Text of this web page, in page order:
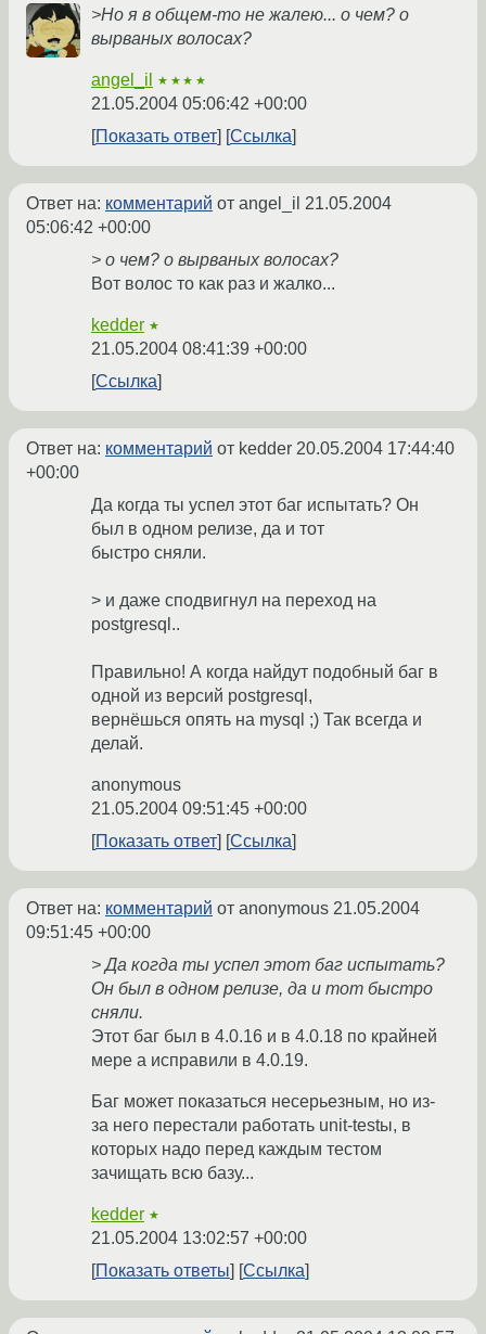
>Но я в общем-то не жалею... о чем? о
вырваных волосах?
angel_il ★★★★
21.05.2004 05:06:42 +00:00
Показать ответ
Ссылка
Ответ на: комментарий от angel_il 21.05.2004
05:06:42 +00:00
> о чем? о вырваных волосах?
Вот волос то как раз и жалко...
kedder ★
21.05.2004 08:41:39 +00:00
Ссылка
Ответ на: комментарий от kedder 20.05.2004 17:44:40
+00:00
Да когда ты успел этот баг испытать? Он
был в одном релизе, да и тот
быстро сняли.
> и даже сподвигнул на переход на
postgresql..
Правильно! А когда найдут подобный баг в
одной из версий postgresql,
вернёшься опять на mysql ;) Так всегда и
делай.
anonymous
21.05.2004 09:51:45 +00:00
Показать ответ
Ссылка
Ответ на: комментарий от anonymous 21.05.2004
09:51:45 +00:00
> Да когда ты успел этот баг испытать?
Он был в одном релизе, да и тот быстро
сняли.
Этот баг был в 4.0.16 и в 4.0.18 по крайней
мере а исправили в 4.0.19.
Баг может показаться несерьезным, но из-
за него перестали работать unit-testы, в
которых надо перед каждым тестом
зачищать всю базу...
kedder ★
21.05.2004 13:02:57 +00:00
Показать ответы
Ссылка